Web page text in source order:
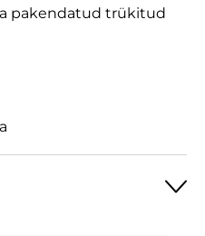
pakendatud trükitud